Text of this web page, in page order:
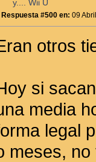
y.... Wii U
Respuesta #500 en: 09
otros
si
media
legal
meses,